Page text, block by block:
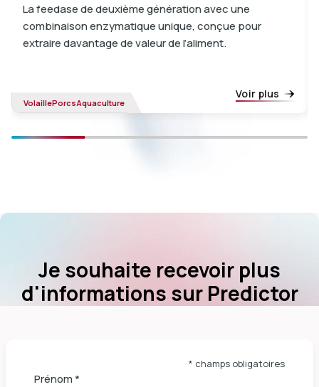
La feedase de deuxième génération avec une
combinaison enzymatique unique, conçue pour
extraire davantage de valeur de l’aliment.
Voir plus
VolaillePorcsAquaculture
Je souhaite recevoir plus
d'informations sur Predictor
* champs obligatoires
Prénom *